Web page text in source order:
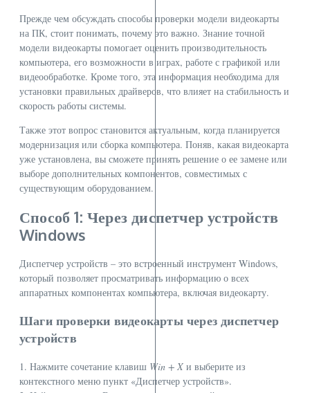
Прежде чем обсуждать способы проверки модели видеокарты
на ПК, стоит понимать, почему это важно. Знание точной
модели видеокарты помогает оценить производительность
компьютера, его возможности в играх, работе с графикой или
видеообработке. Кроме того, эта информация необходима для
установки правильных драйверов, что влияет на стабильность и
скорость работы системы.
Также этот вопрос становится актуальным, когда планируется
модернизация или сборка компьютера. Поняв, какая видеокарта
уже установлена, вы сможете принять решение о ее замене или
выборе дополнительных компонентов, совместимых с
существующим оборудованием.
Способ 1: Через диспетчер устройств
Windows
Диспетчер устройств – это встроенный инструмент Windows,
который позволяет просматривать информацию о всех
аппаратных компонентах компьютера, включая видеокарту.
Шаги проверки видеокарты через диспетчер
устройств
1. Нажмите сочетание клавиш Win + X и выберите из
контекстного меню пункт «Диспетчер устройств».